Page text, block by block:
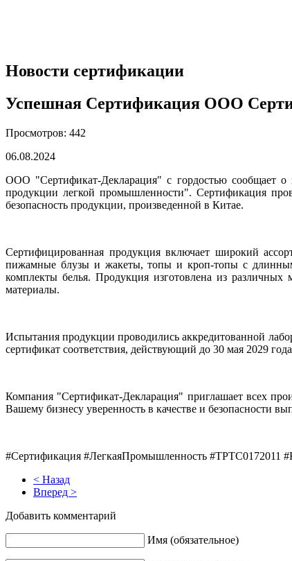
Новости сертификации
Успешная Сертификация ООО
Просмотров: 442
06.08.2024
ООО "Сертификат-Декларация" с гордостью сообщает о
продукции легкой промышленности". Сертификация
безопасность продукции, произведенной в Китае.
Сертифицированная продукция включает широкий
пижамные блузы и жакеты, топы и кроп-топы с
комплекты белья. Продукция изготовлена из
материалы.
Испытания продукции проводились аккредитованной
сертификат соответствия, действующий до 30 мая 2029
Компания "Сертификат-Декларация" приглашает всех
Вашему бизнесу уверенность в качестве и безопасности
#Сертификация #ЛегкаяПромышленность #ТРТС0172011
< Назад
Вперед >
Добавить комментарий
Имя (обязательное)